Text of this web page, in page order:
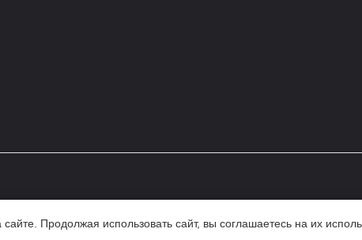
Продолжая использовать сайт, вы соглашаетесь на их